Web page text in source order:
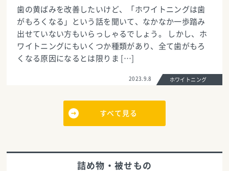
歯の黄ばみを改善したいけど、「ホワイトニングは歯
がもろくなる」という話を聞いて、なかなか一歩踏み
出せていない方もいらっしゃるでしょう。 しかし、ホ
ワイトニングにもいくつか種類があり、全て歯がもろ
くなる原因になるとは限りま […]
2023.9.8 ホワイトニング
すべて見る
詰め物・被せもの